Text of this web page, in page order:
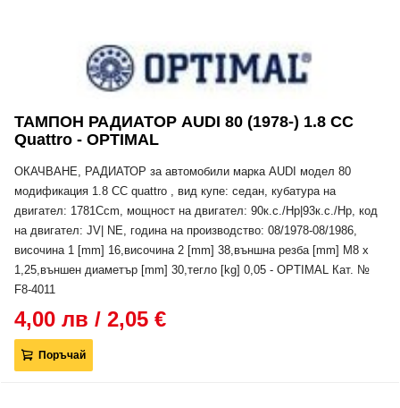
ТАМПОН РАДИАТОР AUDI 80 (1978-) 1.8 CC
Quattro - OPTIMAL
ОКАЧВАНЕ, РАДИАТОР за автомобили марка AUDI модел 80
модификация 1.8 CC quattro , вид купе: седан, кубатура на
двигател: 1781Ccm, мощност на двигател: 90к.с./Hp|93к.с./Hp, код
на двигател: JV| NE, година на производство: 08/1978-08/1986,
височина 1 [mm] 16,височина 2 [mm] 38,външна резба [mm] M8 x
1,25,външен диаметър [mm] 30,тегло [kg] 0,05 - OPTIMAL Кат. №
F8-4011
4,00 лв / 2,05 €
Поръчай